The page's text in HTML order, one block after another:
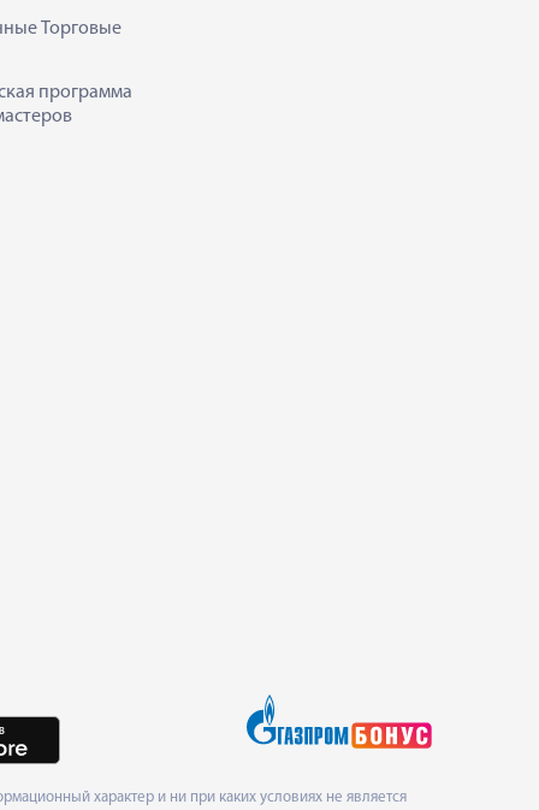
Торговые
программа
характер и ни при каких условиях не является